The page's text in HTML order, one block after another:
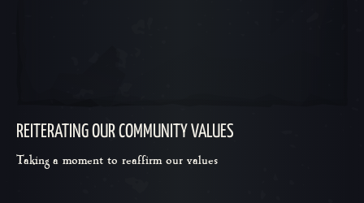
REITERATING OUR COMMUNITY VALUES
Taking a moment to reaffirm our values